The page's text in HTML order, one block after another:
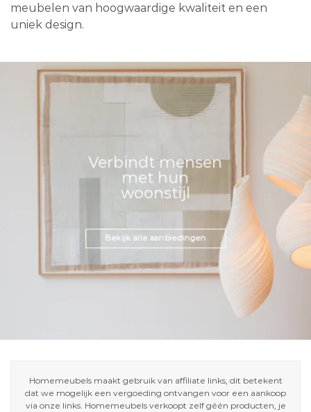
meubelen van hoogwaardige kwaliteit en een
uniek design.
Verbindt mensen
met hun
woonstijl
Bekijk alle aanbiedingen
Homemeubels maakt gebruik van affiliate links, dit betekent
dat we mogelijk een vergoeding ontvangen voor een aankoop
via onze links. Homemeubels verkoopt zelf géén producten, je